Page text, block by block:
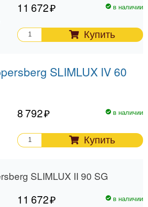
11 672 в наличии
Купить
SLIMLUX IV 60
8 792 в наличии
Купить
SLIMLUX II 90 SG
11 672 в наличии